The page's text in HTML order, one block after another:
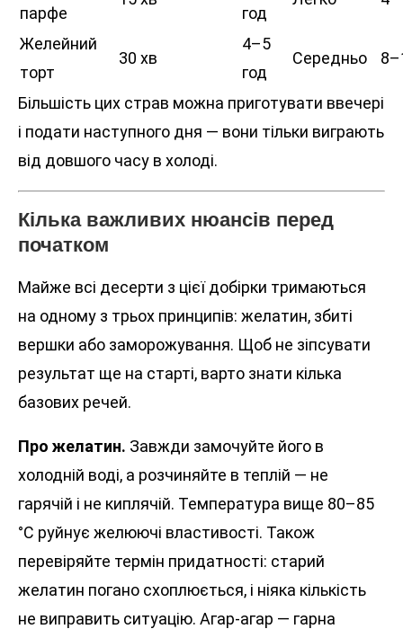
парфе год
Желейний
торт
30 хв
4–5
год
Середньо
Більшість цих страв можна приготувати ввечері
і подати наступного дня — вони тільки виграють
від довшого часу в холоді.
Кілька важливих нюансів перед
початком
Майже всі десерти з цієї добірки тримаються
на одному з трьох принципів: желатин, збиті
вершки або заморожування. Щоб не зіпсувати
результат ще на старті, варто знати кілька
базових речей.
Про желатин. Завжди замочуйте його в
холодній воді, а розчиняйте в теплій — не
гарячій і не киплячій. Температура вище 80–85
°C руйнує желюючі властивості. Також
перевіряйте термін придатності: старий
желатин погано схоплюється, і ніяка кількість
не виправить ситуацію. Агар-агар — гарна